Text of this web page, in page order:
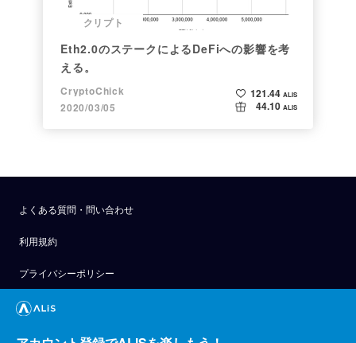
クリプト
Eth2.0のステークによるDeFiへの影響を考
える。
CryptoChick
2020/03/05
121.44 ALIS
44.10 ALIS
よくある質問・問い合わせ
利用規約
プライバシーポリシー
公式アナウンス
技術ブログ